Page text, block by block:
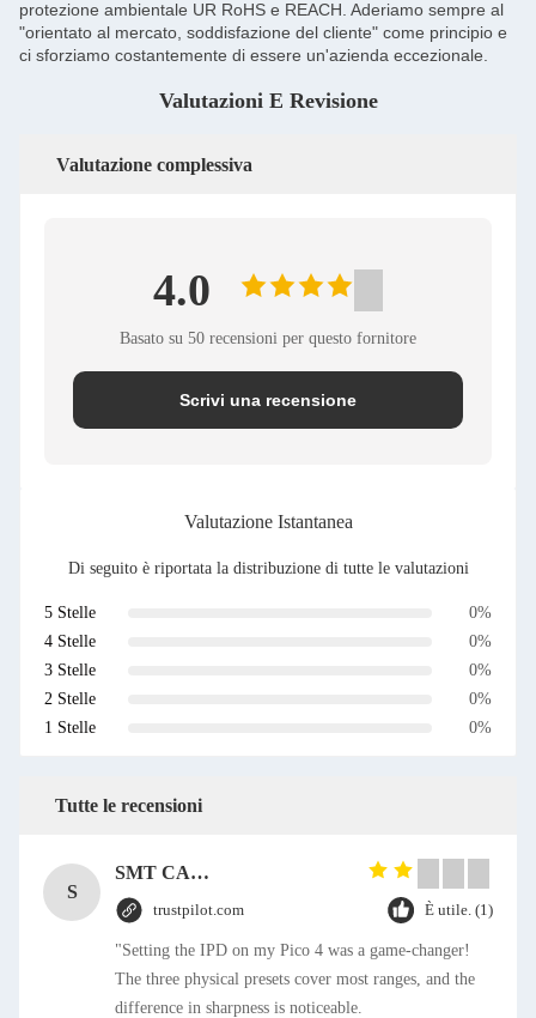
protezione ambientale UR RoHS e REACH. Aderiamo sempre al
"orientato al mercato, soddisfazione del cliente" come principio e
ci sforziamo costantemente di essere un'azienda eccezionale.
Valutazioni E Revisione
Valutazione complessiva
4.0
Basato su 50 recensioni per questo fornitore
Scrivi una recensione
Valutazione Istantanea
Di seguito è riportata la distribuzione di tutte le valutazioni
5 Stelle
0%
4 Stelle
0%
3 Stelle
0%
2 Stelle
0%
1 Stelle
0%
Tutte le recensioni
S
SMT CAP Type Box Header Connector 1.27mm Pitch Gold Flash Contact Plating
trustpilot.com È utile. (1)
"Setting the IPD on my Pico 4 was a game-changer!
The three physical presets cover most ranges, and the
difference in sharpness is noticeable.